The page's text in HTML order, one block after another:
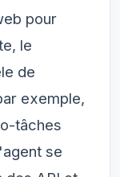
pour
le
de
exemple,
tâches
se